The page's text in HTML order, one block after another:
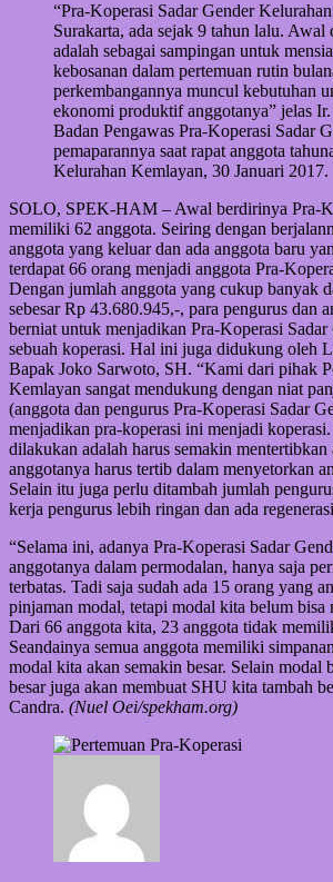
“Pra-Koperasi Sadar Gender
Surakarta, ada sejak 9 tahun lalu. Awal
adalah sebagai sampingan untuk
kebosanan dalam pertemuan rutin
perkembangannya muncul kebutuhan
ekonomi produktif anggotanya” jelas
Badan Pengawas Pra-Koperasi Sadar
pemaparannya saat rapat anggota
Kelurahan Kemlayan, 30 Januari 2017.
SOLO, SPEK-HAM – Awal berdirinya Pra-
memiliki 62 anggota. Seiring dengan
anggota yang keluar dan ada anggota baru
terdapat 66 orang menjadi anggota Pra-
Dengan jumlah anggota yang cukup banyak
sebesar Rp 43.680.945,-, para pengurus dan
berniat untuk menjadikan Pra-Koperasi
sebuah koperasi. Hal ini juga didukung oleh
Bapak Joko Sarwoto, SH. “Kami dari pihak
Kemlayan sangat mendukung dengan niat
(anggota dan pengurus Pra-Koperasi Sadar
menjadikan pra-koperasi ini menjadi
dilakukan adalah harus semakin
anggotanya harus tertib dalam menyetorkan
Selain itu juga perlu ditambah jumlah
kerja pengurus lebih ringan dan ada
“Selama ini, adanya Pra-Koperasi Sadar
anggotanya dalam permodalan, hanya saja
terbatas. Tadi saja sudah ada 15 orang yang
pinjaman modal, tetapi modal kita belum bisa
Dari 66 anggota kita, 23 anggota tidak
Seandainya semua anggota memiliki
modal kita akan semakin besar. Selain modal
besar juga akan membuat SHU kita tambah
Candra. (Nuel Oei/spekham.org)